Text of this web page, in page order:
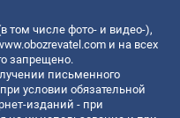
том числе фото- и видео-),
и на всех
запрещено.
письменного
условии обязательной
изданий - при